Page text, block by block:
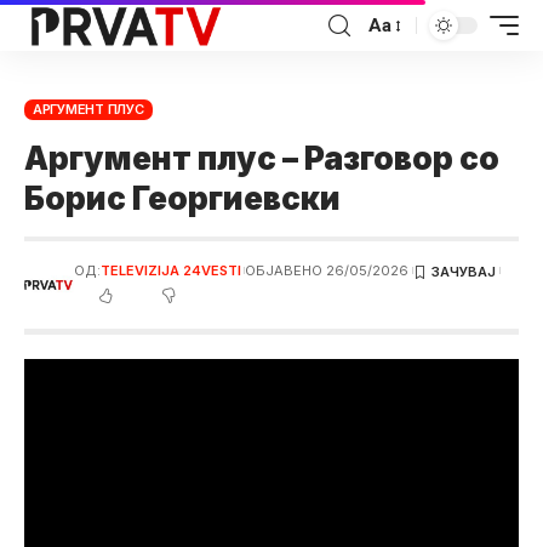
Аа
АРГУМЕНТ ПЛУС
Аргумент плус – Разговор со
Борис Георгиевски
ОД:TELEVIZIJA 24VESTI ОБЈАВЕНО 26/05/2026